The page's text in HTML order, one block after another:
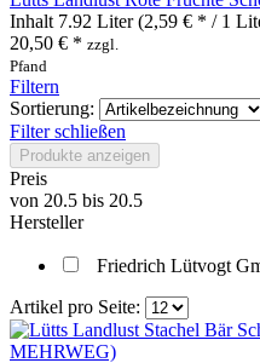
Inhalt 7.92 Liter(2,59 € * / 1
20,50 € * zzgl.
Pfand
Filtern
Sortierung:
Filter schließen
Produkte anzeigen
Preis
von 20.5 bis 20.5
Hersteller
Friedrich Lütvogt
Artikel pro Seite: